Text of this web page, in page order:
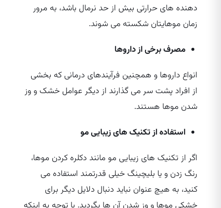
دهنده‌ های حرارتی بیش از حد نرمال باشد، به مرور
زمان موهایتان شکسته می‌ شوند.
مصرف برخی از داروها
انواع داروها و همچنین فرآیندهای درمانی که بخشی
از افراد پشت سر می‌ گذارند از دیگر عوامل خشک و وز
شدن موها هستند.
استفاده از تکنیک‌ های زیبایی مو
اگر از تکنیک‌ های زیبایی مو مانند دکلره کردن موها،
رنگ زدن و یا بلیچینگ خیلی قدرتمند استفاده می‌
کنید، به هیچ عنوان نباید دنبال دلایل دیگر برای